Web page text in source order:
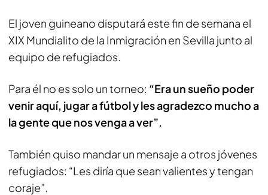
El joven guineano disputará este fin de semana el
XIX Mundialito de la Inmigración en Sevilla junto al
equipo de refugiados.
Para él no es solo un torneo: “Era un sueño poder
venir aquí, jugar a fútbol y les agradezco mucho a
la gente que nos venga a ver”.
También quiso mandar un mensaje a otros jóvenes
refugiados: “Les diría que sean valientes y tengan
coraje”.